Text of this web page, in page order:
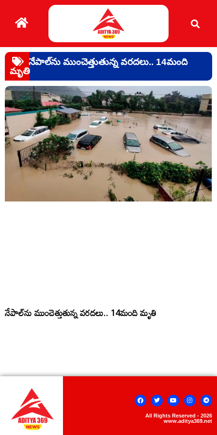
నేపాల్‌ను ముంచెత్తుతున్న వరదలు.. 14మంది
మృతి
నేపాల్‌ను ముంచెత్తుతున్న వరదలు.. 14మంది మృతి
All Rights Reserved - 2026
www.aditya369.net